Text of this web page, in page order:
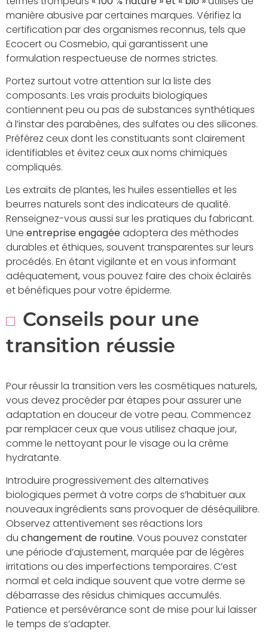
manière abusive par certaines marques. Vérifiez la
certification par des organismes reconnus, tels que
Ecocert ou Cosmebio, qui garantissent une
formulation respectueuse de normes strictes.
Portez surtout votre attention sur la liste des
composants. Les vrais produits biologiques
contiennent peu ou pas de substances synthétiques
à l’instar des parabènes, des sulfates ou des silicones.
Préférez ceux dont les constituants sont clairement
identifiables et évitez ceux aux noms chimiques
compliqués.
Les extraits de plantes, les huiles essentielles et les
beurres naturels sont des indicateurs de qualité.
Renseignez-vous aussi sur les pratiques du fabricant.
Une entreprise engagéeadoptera des méthodes
durables et éthiques, souvent transparentes sur leurs
procédés. En étant vigilante et en vous informant
adéquatement, vous pouvez faire des choix éclairés
et bénéfiques pour votre épiderme.
Conseils pour une
transition réussie
Pour réussir la transition vers les cosmétiques naturels,
vous devez procéder par étapes pour assurer une
adaptation en douceur de votre peau. Commencez
par remplacer ceux que vous utilisez chaque jour,
comme le nettoyant pour le visage ou la crème
hydratante.
Introduire progressivement des alternatives
biologiques permet à votre corps de s’habituer aux
nouveaux ingrédients sans provoquer de déséquilibre.
Observez attentivement ses réactions lors
du changement de routine. Vous pouvez constater
une période d’ajustement, marquée par de légères
irritations ou des imperfections temporaires. C’est
normal et cela indique souvent que votre derme se
débarrasse des résidus chimiques accumulés.
Patience et persévérance sont de mise pour lui laisser
le temps de s’adapter.